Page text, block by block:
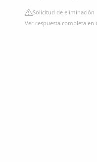
Solicitud de eliminación
Ver respuesta completa